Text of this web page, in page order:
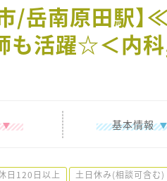
市/岳南原田駅
も活躍☆＜内
基本情報
日120日以上 土日休み(相談可含む)